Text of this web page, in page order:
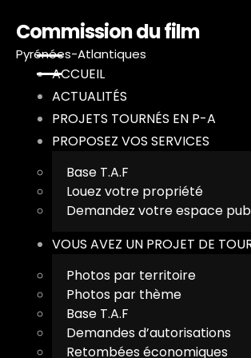
Commission du film
Pyrénées-Atlantiques
ACCUEIL
ACTUALITÉS
PROJETS TOURNÉS EN P-A
PROPOSEZ VOS SERVICES
Base T.A.F
Louez votre propriété
Demandez votre espace pub
VOUS AVEZ UN PROJET DE
Photos par territoire
Photos par thème
Base T.A.F
Demandes d’autorisations
Retombées économiques